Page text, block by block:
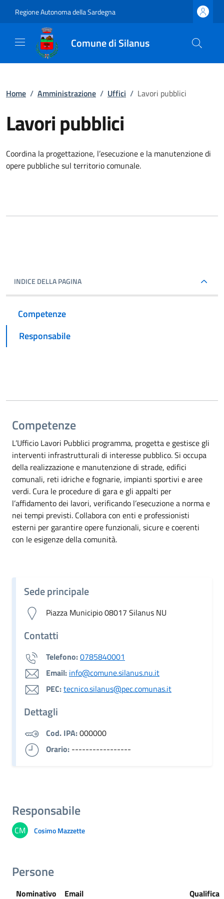
Regione Autonoma della Sardegna
Comune di Silanus
Home / Amministrazione / Uffici / Lavori pubblici
Lavori pubblici
Coordina la progettazione, l’esecuzione e la manutenzione di
opere pubbliche sul territorio comunale.
INDICE DELLA PAGINA
Competenze
Responsabile
Competenze
L’Ufficio Lavori Pubblici programma, progetta e gestisce gli
interventi infrastrutturali di interesse pubblico. Si occupa
della realizzazione e manutenzione di strade, edifici
comunali, reti idriche e fognarie, impianti sportivi e aree
verdi. Cura le procedure di gara e gli appalti per
l’affidamento dei lavori, verificando l’esecuzione a norma e
nei tempi previsti. Collabora con enti e professionisti
esterni per garantire opere funzionali, sicure e coerenti
con le esigenze della comunità.
Sede principale
Piazza Municipio 08017 Silanus NU
Contatti
Telefono:0785840001
Email: info@comune.silanus.nu.it
PEC:tecnico.silanus@pec.comunas.it
Dettagli
Cod. IPA:000000
Orario: -----------------
Responsabile
CM Cosimo Mazzette
Persone
Nominativo Email Qualifica